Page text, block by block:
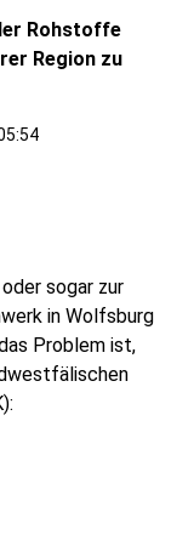
Rohstoffe
Region zu
sogar zur
in Wolfsburg
Problem ist,